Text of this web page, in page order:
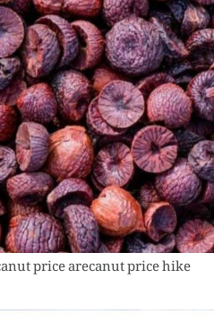
price arecanut price hike